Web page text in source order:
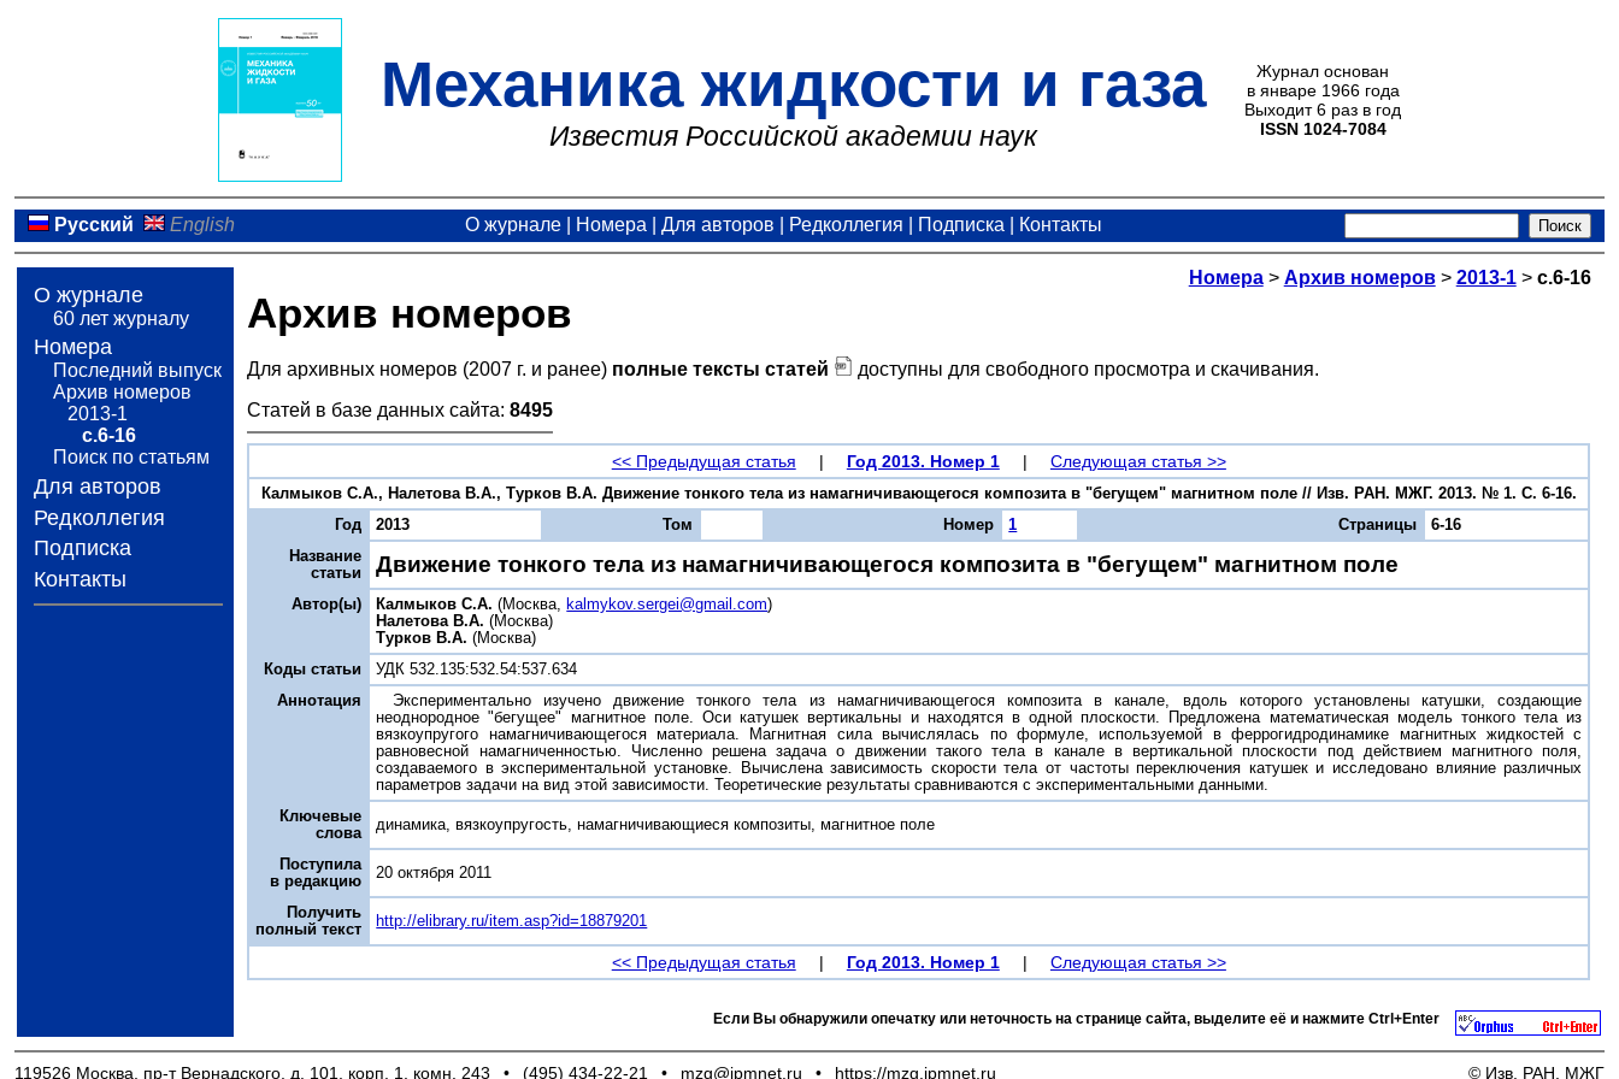
Механика жидкости и газа
Известия Российской академии наук
Журнал основан
в январе 1966 года
Выходит 6 раз в год
ISSN 1024-7084
Русский English О журнале Номера Для авторов Редколлегия Подписка Контакты
О журнале
60 лет журналу
Номера
Последний выпуск
Архив номеров
2013-1
с.6-16
Поиск по статьям
Для авторов
Редколлегия
Подписка
Контакты
Номера> Архив номеров> 2013-1> с.6-16
Архив номеров
Для архивных номеров (2007 г. и ранее) полные тексты статей
доступны для свободного просмотра и скачивания.
Статей в базе данных сайта: 8495
<< Предыдущая статья | Год 2013. Номер 1 | Следующая статья >>
Калмыков С.А., Налетова В.А., Турков В.А. Движение тонкого тела из намагничивающегося композита в "бегущем" магнитном поле // Изв. РАН. МЖГ. 2013. № 1. С. 6-16.
Год
2013 Том Номер 1 Страницы
6-16
Название
статьи
Движение тонкого тела из намагничивающегося композита в "бегущем" магнитном поле
Автор(ы) Калмыков С.А. (Москва, kalmykov.sergei@gmail.com)
Налетова В.А. (Москва)
Турков В.А. (Москва)
Коды статьи
УДК 532.135:532.54:537.634
Аннотация
Экспериментально изучено движение тонкого тела из намагничивающегося композита в канале, вдоль которого установлены катушки, создающие
неоднородное "бегущее" магнитное поле. Оси катушек вертикальны и находятся в одной плоскости. Предложена математическая модель тонкого тела из
вязкоупругого намагничивающегося материала. Магнитная сила вычислялась по формуле, используемой в феррогидродинамике магнитных жидкостей с
равновесной намагниченностью. Численно решена задача о движении такого тела в канале в вертикальной плоскости под действием магнитного поля,
создаваемого в экспериментальной установке. Вычислена зависимость скорости тела от частоты переключения катушек и исследовано влияние различных
параметров задачи на вид этой зависимости. Теоретические результаты сравниваются с экспериментальными данными.
Ключевые
слова
динамика, вязкоупругость, намагничивающиеся композиты, магнитное поле
Поступила
в редакцию
20 октября 2011
Получить
полный текст
http://elibrary.ru/item.asp?id=18879201
<< Предыдущая статья | Год 2013. Номер 1 | Следующая статья >>
Если Вы обнаружили опечатку или неточность на странице сайта, выделите её и нажмите Ctrl+Enter
119526 Москва, пр-т Вернадского, д. 101, корп. 1, комн. 243 • (495) 434-22-21 • mzg@ipmnet.ru • https://mzg.ipmnet.ru © Изв. РАН. МЖГ